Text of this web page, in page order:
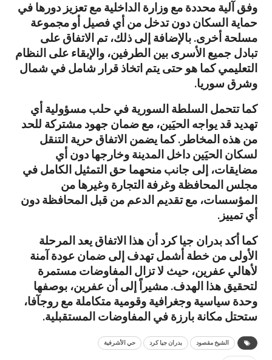
وفق آلية محددة مع وزارة الداخلية مع تعزيز دورها في
حماية السكان دون تدخل من أي فصيل أو مجموعة
مسلحة أخرى. بالإضافة إلى ذلك، تم الاتفاق على
تبادل جميع الأسرى بين الطرفين، والإبقاء على النظام
التعليمي كما هو حتى يتم اتخاذ قرار شامل في شمال
وشرق سوريا.
كما تتحمل السلطة السورية في حلب مسؤولية أي
تهديد قد يواجه الحيَين، مع ضمان جهود مشتركة للحد
من هذه المخاطر. كما يضمن الاتفاق حرية التنقل
لسكان الحيَين داخل المدينة وخارجها دون أي
مضايقات، إلى جانب منحهما حق التمثيل الكامل في
مجلس المحافظة وغرفة التجارة وغيرها من
المؤسسات، مع تقديم الدعم من قبل المحافظة دون
أي تمييز.
كما أكد بدران جيا كرد أن هذا الاتفاق يعد المرحلة
الأولى من خطة أشمل تهدف إلى ضمان عودة آمنة
لأهالي عفرين، حيث لا تزال المفاوضات مستمرة
لتحقيق هذا الهدف. مشيراً إلى أن عفرين، بوصفها
وحدة سياسية وجغرافية وقومية متكاملة مع روجآفا،
ستحتل مكانة بارزة في المفاوضات المستقبلية.
الشيخ مقصود بدران جيا كرد حي الأشرفية